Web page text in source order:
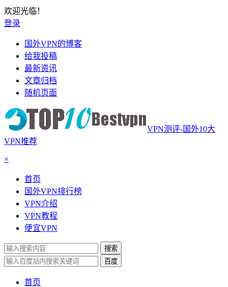
欢迎光临！
登录
国外VPN的博客
给我投稿
最新资讯
文章归档
随机页面
VPN测评-国外10大
VPN推荐
×
首页
国外VPN排行榜
VPN介绍
VPN教程
便宜VPN
搜索
百度
首页